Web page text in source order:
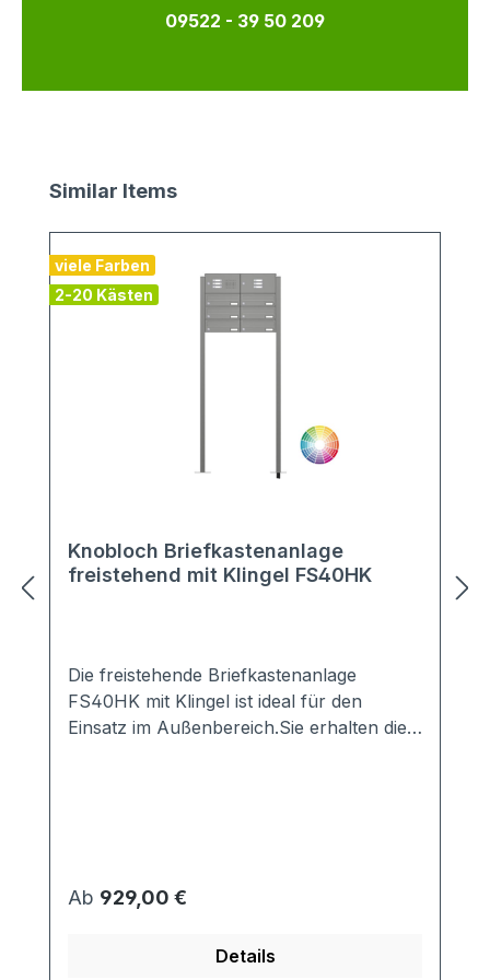
09522 - 39 50 209
Produktgalerie überspringen
Similar Items
viele Farben
2-20 Kästen
Knobloch Briefkastenanlage
freistehend mit Klingel FS40HK
Die freistehende Briefkastenanlage
FS40HK mit Klingel ist ideal für den
Einsatz im Außenbereich.Sie erhalten die
den aktuellen Vorschriften gemäß EN
13724 genormt.Lieferung erfolgt komplett
Material:Briefkasten, Kastentür: Stahl
Regulärer Preis:
Ab 929,00 €
Details